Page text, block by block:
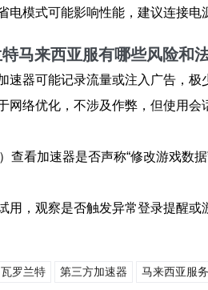
模式可能影响性能，建议连接电
马来西亚服有哪些风险和
速器可能记录流量或注入广告，
络优化，不涉及作弊，但使用会
看加速器是否声称“修改游戏数
，观察是否触发异常登录提醒或
瓦罗兰特 第三方加速器 马来西亚服